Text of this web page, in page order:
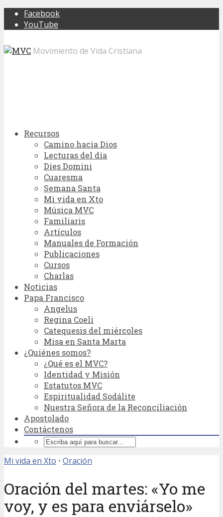
Facebook
YouTube
Movimiento de Vida Cristiana
Recursos
Camino hacia Dios
Lecturas del día
Dies Domini
Cuaresma
Semana Santa
Mi vida en Xto
Música MVC
Familiaris
Artículos
Manuales de Formación
Publicaciones
Cursos
Charlas
Noticias
Papa Francisco
Angelus
Regina Coeli
Catequesis del miércoles
Misa en Santa Marta
¿Quiénes somos?
¿Qué es el MVC?
Identidad y Misión
Estatutos MVC
Espiritualidad Sodálite
Nuestra Señora de la Reconciliación
Apostolado
Contáctenos
Mi vida en Xto • Oración
Oración del martes: «Yo me
voy, y es para enviárselo»